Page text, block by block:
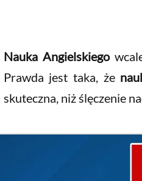
Nauka Angielskiego
Prawda jest taka, że
skuteczna, niż ślęczenie